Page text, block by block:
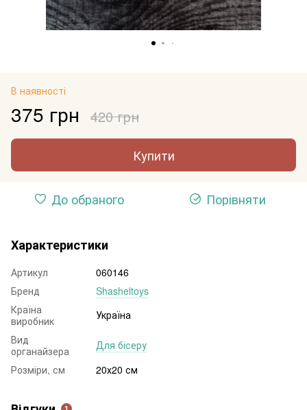
В наявності
375 грн 420 грн
Купити
До обраного Порівняти
Характеристики
Артикул
060146
Бренд
Shasheltoys
Країна
виробник
Україна
Вид
органайзера
Для бісеру
Розміри, см
20х20 см